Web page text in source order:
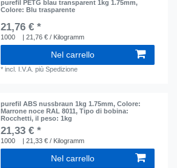
purefil PETG blau transparent 1kg 1.75mm,
Colore: Blu trasparente
21,76 € *
1000 | 21,76 € / Kilogramm
Nel carrello
*incl. I.V.A. piùSpedizione
purefil ABS nussbraun 1kg 1.75mm, Colore:
Marrone noce RAL 8011, Tipo di bobina:
Rocchetti, il peso: 1kg
21,33 € *
1000 | 21,33 € / Kilogramm
Nel carrello